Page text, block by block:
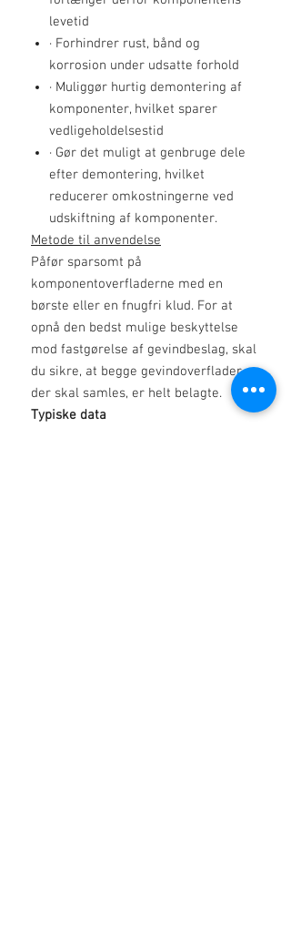
levetid
· Forhindrer rust, bånd og
korrosion under udsatte forhold
· Muliggør hurtig demontering af
komponenter, hvilket sparer
vedligeholdelsestid
· Gør det muligt at genbruge dele
efter demontering, hvilket
reducerer omkostningerne ved
udskiftning af komponenter.
Metode til anvendelse
Påfør sparsomt på
komponentoverfladerne med en
børste eller en fnugfri klud. For at
opnå den bedst mulige beskyttelse
mod fastgørelse af gevindbeslag, skal
du sikre, at begge gevindoverflader,
der skal samles, er helt belagte.
Typiske data